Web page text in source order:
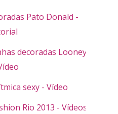
Pato Donald -
decoradas Looney
sexy - Vídeo
Rio 2013 - Vídeos